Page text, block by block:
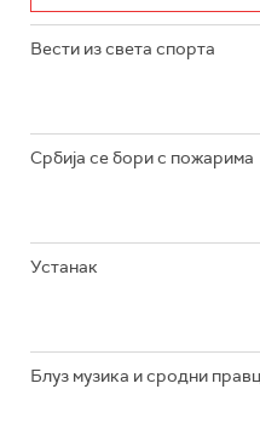
Вести из света спорта
Србија се бори с пожарима
Устанак
Блуз музика и сродни